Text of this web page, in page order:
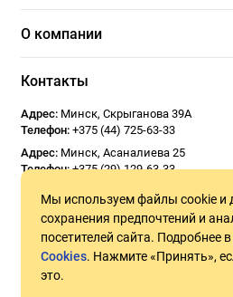
Мы используем файлы cookie и
сохранения предпочтений и
посетителей сайта. Подробнее в
Cookies. Нажмите «Принять»,
это.
О компании
Контакты
Адрес: Минск, Скрыганова 39А
Телефон: +375 (44) 725-63-33
Адрес: Минск, Асаналиева 25
Телефон: +375 (29) 129-63-33
Email:
Usoseda2020@gmail.com
График работы: ПН - ПТ 9:00 - 18:00 СБ